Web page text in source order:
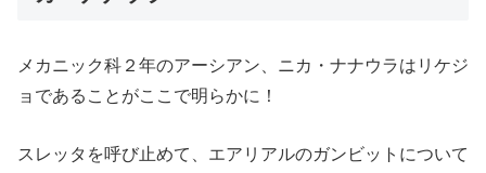
メカニック科２年のアーシアン、ニカ・ナナウラはリケジ
ョであることがここで明らかに！
スレッタを呼び止めて、エアリアルのガンビットについて